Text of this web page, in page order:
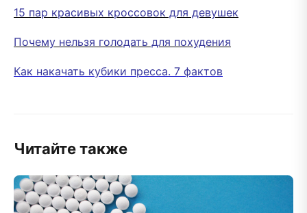
15 пар красивых кроссовок для девушек
Почему нельзя голодать для похудения
Как накачать кубики пресса. 7 фактов
Читайте также